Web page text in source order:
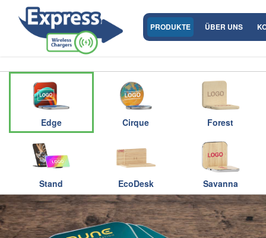
PRODUKTE ÜBER UNS
Edge Cirque Forest
Stand EcoDesk Savanna